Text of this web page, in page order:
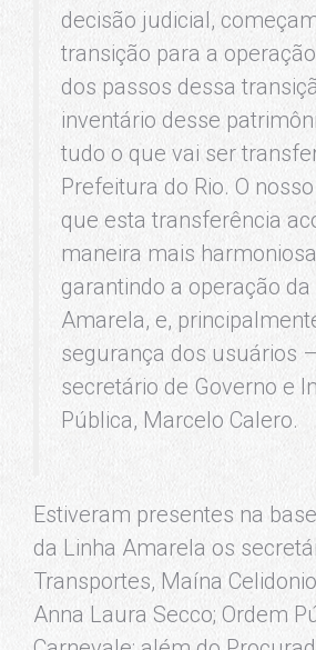
decisão judicial,
transição para a
dos passos dessa
inventário desse
tudo o que vai ser
Prefeitura do Rio. O
que esta transferência
maneira mais
garantindo a operação da
Amarela, e,
segurança dos usuários
secretário de Governo e
Pública, Marcelo Calero.
Estiveram presentes na
da Linha Amarela os
Transportes, Maína
Anna Laura Secco; Ordem